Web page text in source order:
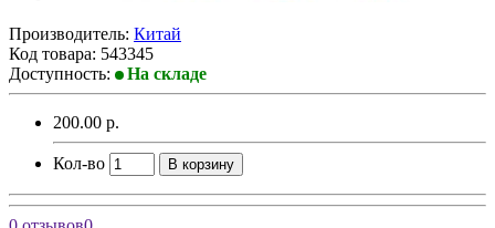
Производитель: Китай
Код товара: 543345
Доступность:
На складе
200.00 р.
Кол-во В корзину